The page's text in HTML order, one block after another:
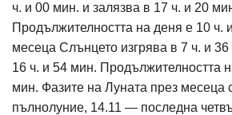
ч. и 00 мин. и залязва в 17 ч. и 20
Продължителността на деня е 10 ч.
месеца Слънцето изгрява в 7 ч. и
16 ч. и 54 мин. Продължителността
мин. Фазите на Луната през месеца
пълнолуние, 14.11 — последна